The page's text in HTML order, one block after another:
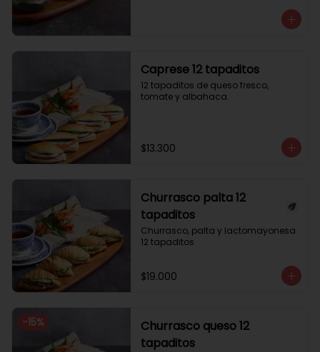
hojas de rúcula
Caprese 12 tapaditos
12 tapaditos de queso fresco,
tomate y albahaca.
$13.300
Churrasco palta 12
tapaditos
Churrasco, palta y lactomayonesa
12 tapaditos
$19.000
-15%
Churrasco queso 12
tapaditos